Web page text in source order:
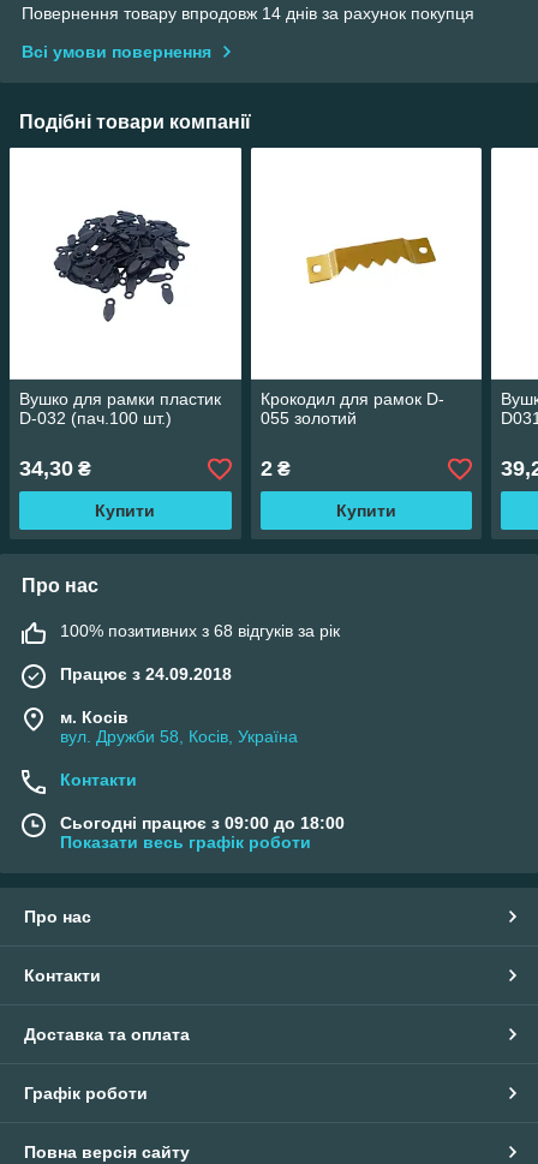
Повернення товару впродовж 14 днів за рахунок покупця
Всі умови повернення
Подібні товари компанії
Вушко для рамки пластик
D-032 (пач.100 шт.)
34,30 ₴
Купити
Крокодил для рамок D-
055 золотий
2₴
Купити
Про нас
100% позитивних з 68 відгуків за рік
Працює з 24.09.2018
м. Косів
вул. Дружби 58, Косів, Україна
Контакти
Сьогодні працює з 09:00 до 18:00
Показати весь графік роботи
Про нас
Контакти
Доставка та оплата
Графік роботи
Повна версія сайту